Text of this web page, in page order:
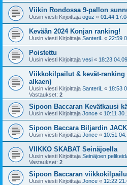
Viikin Rondossa 9-pallon
Uusin viesti Kirjoittaja oguz « 01:44
Kevään 2024 Konjan ranking!
Uusin viesti Kirjoittaja SanteriL « 22:59
Poistettu
Uusin viesti Kirjoittaja vesi « 18:23
Viikkokilpailut & kevät-ranking
alkaen)
Uusin viesti Kirjoittaja SanteriL « 18:53
Vastaukset: 2
Sipoon Baccaran Kevätkausi
Uusin viesti Kirjoittaja Jonce « 10:11
Sipoon Baccara Biljardin
Uusin viesti Kirjoittaja Jonce « 10:51
VIIKKO SKABAT Seinäjoella
Uusin viesti Kirjoittaja Seinäjoen
Vastaukset: 2
Sipoon Baccaran
Uusin viesti Kirjoittaja Jonce « 12:22